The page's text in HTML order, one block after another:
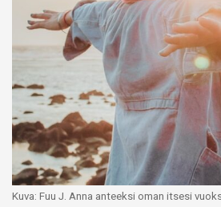
Kuva: Fuu J. Anna anteeksi oman itsesi